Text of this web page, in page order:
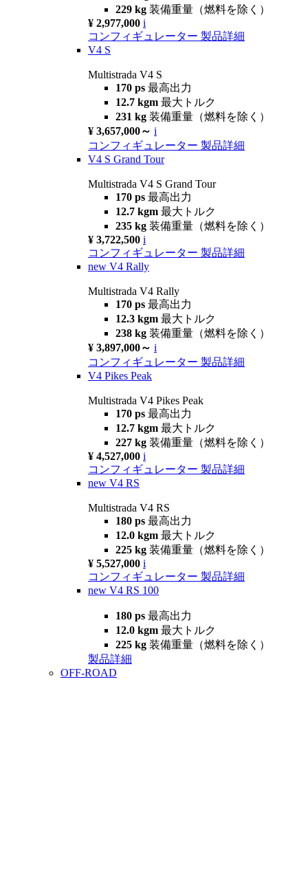
229 kg 装備重量（燃料を除く）
¥ 2,977,000 i
コンフィギュレーター 製品詳細
V4 S
Multistrada V4 S
170 ps 最高出力
12.7 kgm 最大トルク
231 kg 装備重量（燃料を除く）
¥ 3,657,000～ i
コンフィギュレーター 製品詳細
V4 S Grand Tour
Multistrada V4 S Grand Tour
170 ps 最高出力
12.7 kgm 最大トルク
235 kg 装備重量（燃料を除く）
¥ 3,722,500 i
コンフィギュレーター 製品詳細
new V4 Rally
Multistrada V4 Rally
170 ps 最高出力
12.3 kgm 最大トルク
238 kg 装備重量（燃料を除く）
¥ 3,897,000～ i
コンフィギュレーター 製品詳細
V4 Pikes Peak
Multistrada V4 Pikes Peak
170 ps 最高出力
12.7 kgm 最大トルク
227 kg 装備重量（燃料を除く）
¥ 4,527,000 i
コンフィギュレーター 製品詳細
new V4 RS
Multistrada V4 RS
180 ps 最高出力
12.0 kgm 最大トルク
225 kg 装備重量（燃料を除く）
¥ 5,527,000 i
コンフィギュレーター 製品詳細
new V4 RS 100
180 ps 最高出力
12.0 kgm 最大トルク
225 kg 装備重量（燃料を除く）
製品詳細
OFF-ROAD